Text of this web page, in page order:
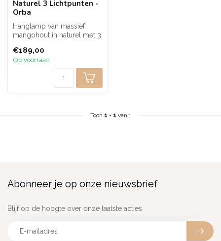
Naturel 3 Lichtpunten -
Orba
Hanglamp van massief
mangohout in naturel met 3
open ...
€189,00
Op voorraad
Toon 1 - 1 van 1
Abonneer je op onze nieuwsbrief
Blijf op de hoogte over onze laatste acties